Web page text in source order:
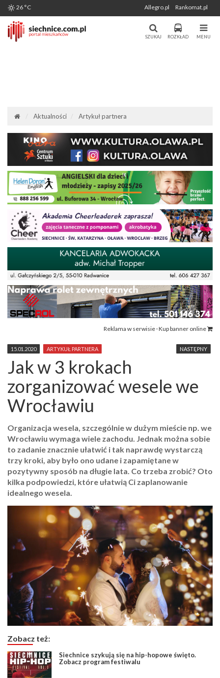
Miasto i Gmina Siechnice - Portal
Mieszkańców. Aktualności, forum,
Portal Mieszkańców Siechnic
Wygenerowano: 07-08-2026
26 °C Allegro.pl Rankomat.pl
MENU
ROZKŁAD
SZUKAJ
Aktualności Artykuł partnera
Reklama w serwisie · Kup banner online
NASTĘPNY
15.01.2020 ARTYKUŁ PARTNERA
Jak w 3 krokach
zorganizować wesele we
Wrocławiu
Organizacja wesela, szczególnie w dużym mieście np. we
Wrocławiu wymaga wiele zachodu. Jednak można sobie
to zadanie znacznie ułatwić i tak naprawdę wystarczą
trzy kroki, aby było ono udane i zapamiętane w
pozytywny sposób na długie lata. Co trzeba zrobić? Oto
kilka podpowiedzi, które ułatwią Ci zaplanowanie
idealnego wesela.
Zobacz też:
Siechnice szykują się na hip-hopowe święto.
Zobacz program festiwalu